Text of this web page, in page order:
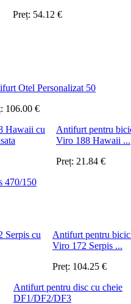
Preț: 54.12 €
Otel Personalizat 50
106.00 €
Antifurt pentru
Viro 188 Hawaii ...
Preț: 21.84 €
470/150
Antifurt pentru
Viro 172 Serpis ...
Preț: 104.25 €
Antifurt pentru disc cu cheie
DF1/DF2/DF3